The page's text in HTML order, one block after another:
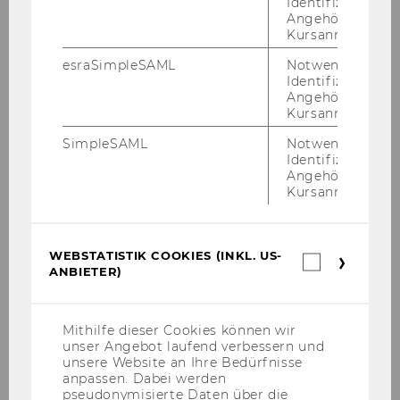
"UNIVERSITÄT"
WU gründet "Center for Digital
Humanism Vienna" mit
NEWS
NACH
Das war das WU Sommerfest
NEWS
"UNIVERSITÄT"
Rekord-Registrierungszahlen
für WU-Bachelorstudien
FILTERE
NEWS
UNIVERSITÄT
Angehörige/r für
Kursanmeldung.
esraSimpleSAML
Notwendig zur
Identifizierung
Angehörige/r für
Kursanmeldung.
SimpleSAML
Notwendig zur
Identifizierung
Angehörige/r für
Kursanmeldung.
WEBSTATISTIK COOKIES (INKL. US-
ANBIETER)
Mithilfe dieser Cookies können wir
unser Angebot laufend verbessern und
unsere Website an Ihre Bedürfnisse
anpassen. Dabei werden
pseudonymisierte Daten über die